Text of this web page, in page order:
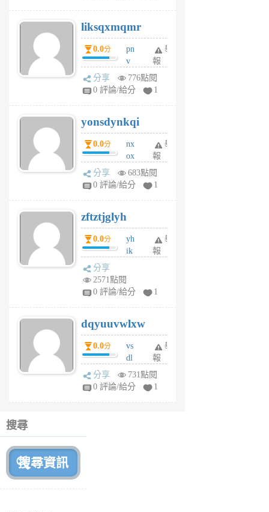
6
個
月
前
liksqxmqmr
0.0分
pn
v
wt
sv
6
個
月
前
舉
報
分享
776點閱
0 評論/給分
1
yonsdynkqi
0.0分
nx
ox
rh
pe
月
前
舉
報
分享
683點閱
0 評論/給分
1
zftztjglyh
0.0分
yh
ik
tu
6
個
月
前
舉
報
分享
2571點閱
0 評論/給分
1
dqyuuvwlxw
0.0分
vs
dl
sq
fy
舉
報
分享
731點閱
0 評論/給分
1
搜尋